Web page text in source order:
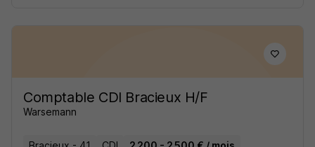
Comptable CDI Bracieux H/F
Warsemann